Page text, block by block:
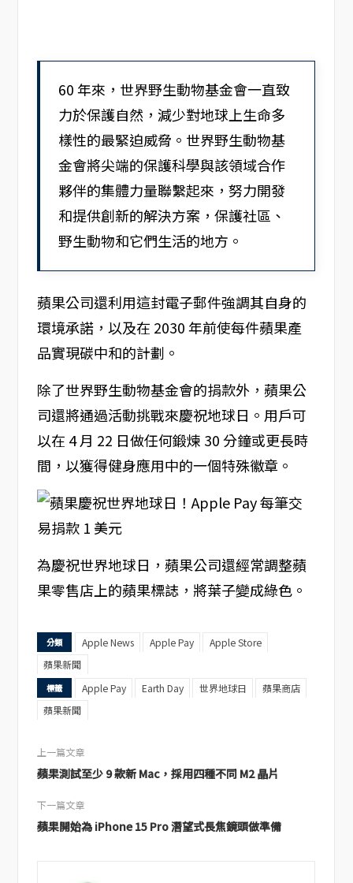
60 年來，世界野生動物基金會一直致
力於保護自然，減少對地球上生命多
樣性的最緊迫威脅。世界野生動物基
金會將尖端的保護科學與該領域合作
夥伴的集體力量聯繫起來，努力開發
和提供創新的解決方案，保護社區、
野生動物和它們生活的地方。
蘋果公司還利用這封電子郵件強調其自身的
環境承諾，以及在 2030 年前使每件蘋果產
品實現碳中和的計劃。
除了世界野生動物基金會的捐款外，蘋果公
司還將通過活動挑戰來慶祝地球日。用戶可
以在 4 月 22 日做任何鍛煉 30 分鐘或更長時
間，以獲得健身應用中的一個特殊徽章。
為慶祝世界地球日，蘋果公司還經常調整蘋
果零售店上的蘋果標誌，將葉子變成綠色。
分類 Apple News Apple Pay
Apple Store
蘋果新聞
標籤 Apple Pay Earth Day 世界地球日
蘋果商店
蘋果新聞
上一篇文章
蘋果測試至少 9 款新 Mac，採用四種不同 M2 晶片
下一篇文章
蘋果開始為 iPhone 15 Pro 潛望式長焦鏡頭做準備